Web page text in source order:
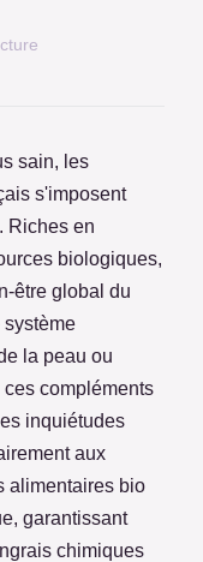
sain, les
s'imposent
Riches en
biologiques,
être global du
système
la peau ou
compléments
inquiétudes
aux
alimentaires bio
garantissant
chimiques